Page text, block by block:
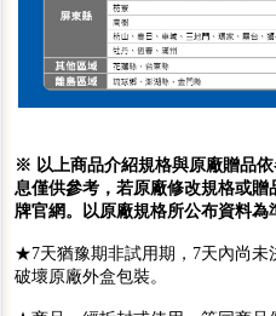
※ 以上商品介紹規格與原廠贈品
息僅供參考，若原廠修改規格或
牌官網。以原廠規格所公布資料為
★7天猶豫期非試用期，7天內尚未
破壞原廠外盒包裝。